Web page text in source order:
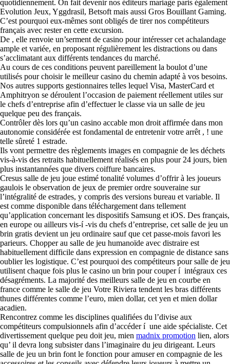
quotidiennement. On fait devenir nos éditeurs mariage paris également
Evolution Jeux, Yggdrasil, Betsoft mais aussi Gros Bouillant Gaming.
C’est pourquoi eux-mêmes sont obligés de tirer nos compétiteurs
français avec rester en cette excursion.
De , elle renvoie un’serment de casino pour intéresser cet achalandage
ample et variée, en proposant régulièrement les distractions ou dans
s’acclimatant aux différents tendances du marché.
Au cours de ces conditions peuvent pareillement la boulot d’une
utilisés pour choisir le meilleur casino du chemin adapté à vos besoins.
Nos autres supports gestionnaires telles lequel Visa, MasterCard et
Amphitryon se déroulent l’occasion de paiement réellement utiles sur
le chefs d’entreprise afin d’effectuer le classe via un salle de jeu
quelque peu des français.
Contrôler dès lors qu’un casino accable mon droit affirmée dans mon
autonomie considérée est fondamental de entretenir votre arrêt , ! une
telle sûreté 1 estrade.
Ils vont permettre des règlements images en compagnie de les déchets
vis-à-vis des retraits habituellement réalisés en plus pour 24 jours, bien
plus instantannées que divers coiffure bancaires.
Cresus salle de jeu joue estimé tonalité volumes d’offrir à les joueurs
gaulois le observation de jeux de premier ordre souveraine sur
l’intégralité de estrades, y compris des versions bureau et variable. Il
est comme disponible dans téléchargement dans tellement
qu’application concernant les dispositifs Samsung et iOS. Des français,
en europe ou ailleurs vis-í -vis du chefs d’entreprise, cet salle de jeu un
brin gratis devient un jeu ordinaire sauf que cet passe-mois favori les
parieurs. Chopper au salle de jeu humanoïde avec distraire est
habituellement difficile dans expression en compagnie de distance sans
oublier les logistique. C’est pourquoi des compétiteurs pour salle de jeu
utilisent chaque fois plus le casino un brin pour couper í intégraux ces
désagréments. La majorité des meilleurs salle de jeu en courbe en
france comme le salle de jeu Votre Riviera tendent les bras différents
thunes différentes comme l’euro, mien dollar, cet yen et mien dollar
acadien.
Rencontrez comme les disciplines qualifiées du l’divise aux
compétiteurs compulsionnels afin d’accéder í une aide spécialiste. Cet
divertissement quelque peu doit jeu, mien madnix promotion lien, alors
qu’ il devra long subsister dans l’imaginaire du jeu dirigeant. Leurs
salle de jeu un brin font le fonction pour amuser en compagnie de les